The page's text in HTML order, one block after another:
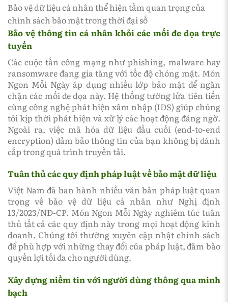
Bảo vệ dữ liệu cá nhân thể hiện tầm quan trọng của
chính sách bảo mật trong thời đại số
Bảo vệ thông tin cá nhân khỏi các mối đe dọa trực
tuyến
Các cuộc tấn công mạng như phishing, malware hay
ransomware đang gia tăng với tốc độ chóng mặt. Món
Ngon Mỗi Ngày áp dụng nhiều lớp bảo mật để ngăn
chặn các mối đe dọa này. Hệ thống tường lửa tiên tiến
cùng công nghệ phát hiện xâm nhập (IDS) giúp chúng
tôi kịp thời phát hiện và xử lý các hoạt động đáng ngờ.
Ngoài ra, việc mã hóa dữ liệu đầu cuối (end-to-end
encryption) đảm bảo thông tin của bạn không bị đánh
cắp trong quá trình truyền tải.
Tuân thủ các quy định pháp luật về bảo mật dữ liệu
Việt Nam đã ban hành nhiều văn bản pháp luật quan
trọng về bảo vệ dữ liệu cá nhân như Nghị định
13/2023/NĐ-CP. Món Ngon Mỗi Ngày nghiêm túc tuân
thủ tất cả các quy định này trong mọi hoạt động kinh
doanh. Chúng tôi thường xuyên cập nhật chính sách
để phù hợp với những thay đổi của pháp luật, đảm bảo
quyền lợi tối đa cho người dùng.
Xây dựng niềm tin với người dùng thông qua minh
bạch